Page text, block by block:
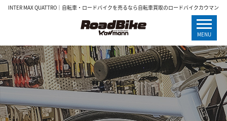
INTER MAX QUATTRO｜自転車・ロードバイクを売るなら自転車買取のロードバイクカウマン
MENU